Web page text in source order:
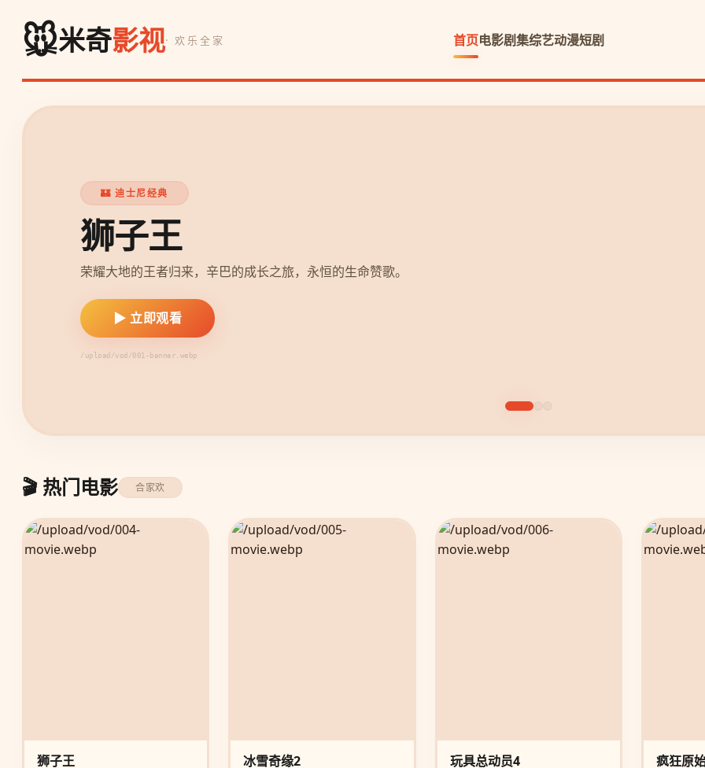
🐭米奇影视· 欢乐全家 首页电影剧集综艺动漫短剧
❄️ 冰雪奇缘
冰雪奇缘2
艾莎与安娜深入魔法森林，探寻过去的秘密，勇气与爱的冒
险。
▶ 立即观看
🎬 热门电影 合家欢
狮子王 冰雪奇缘2 玩具总动员4 疯狂原